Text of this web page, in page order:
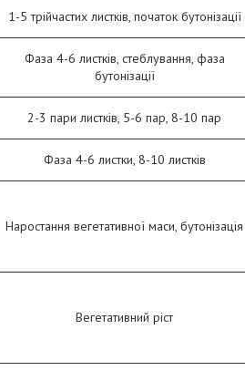
1-5 трійчастих листків, початок бутонізації
Фаза 4-6 листків, стеблування, фаза
бутонізації
2-3 пари листків, 5-6 пар, 8-10 пар
Фаза 4-6 листки, 8-10 листків
Наростання вегетативної маси, бутонізація
Вегетативний ріст